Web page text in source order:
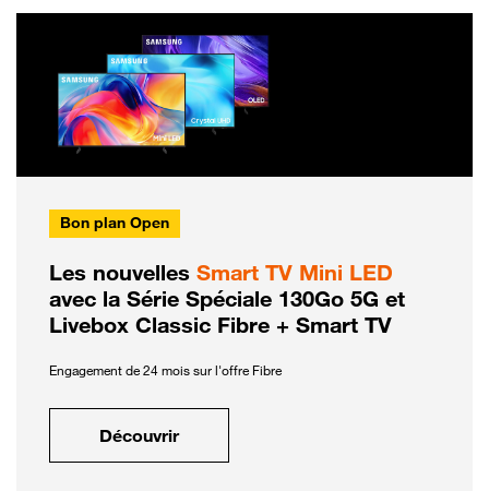
Bon plan Open
Les nouvelles Smart TV Mini LED
avec la Série Spéciale 130Go 5G et
Livebox Classic Fibre + Smart TV
Engagement de 24 mois sur l'offre Fibre
Découvrir